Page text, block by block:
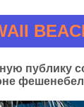
публику